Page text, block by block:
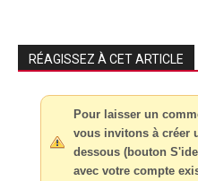
RÉAGISSEZ À CET ARTICLE
Pour laisser un
vous invitons à créer
dessous (bouton
avec votre compte